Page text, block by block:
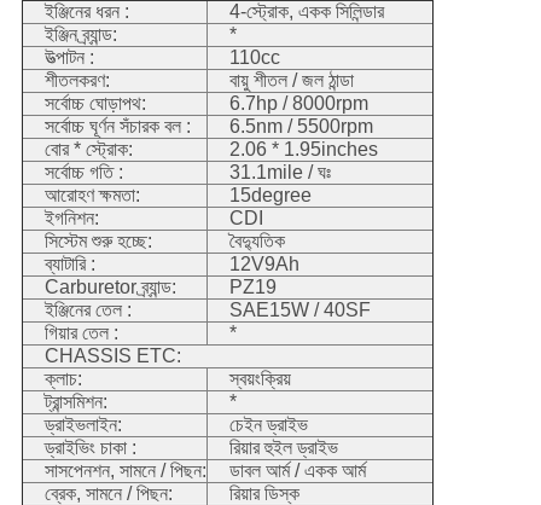
ইঞ্জিনের ধরন :
4-স্ট্রোক, একক সিলিন্ডার
ইঞ্জিন ব্র্যান্ড:
*
উত্পাটন :
110cc
শীতলকরণ:
বায়ু শীতল / জল ঠান্ডা
সর্বোচ্চ ঘোড়াপথ:
6.7hp / 8000rpm
সর্বোচ্চ ঘূর্ণন সঁচারক বল :
6.5nm / 5500rpm
বোর * স্ট্রোক:
2.06 * 1.95inches
সর্বোচ্চ গতি :
31.1mile / ঘঃ
আরোহণ ক্ষমতা:
15degree
ইগনিশন:
CDI
সিস্টেম শুরু হচ্ছে:
বৈদ্যুতিক
ব্যাটারি :
12V9Ah
Carburetor ব্র্যান্ড:
PZ19
ইঞ্জিনের তেল :
SAE15W / 40SF
গিয়ার তেল :
*
CHASSIS ETC:
ক্লাচ:
স্বয়ংক্রিয়
ট্রান্সমিশন:
*
ড্রাইভলাইন:
চেইন ড্রাইভ
ড্রাইভিং চাকা :
রিয়ার হুইল ড্রাইভ
সাসপেনশন, সামনে / পিছন:
ডাবল আর্ম / একক আর্ম
ব্রেক, সামনে / পিছন:
রিয়ার ডিস্ক